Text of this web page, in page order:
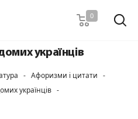
0
українцiв
- Афоризми і цитати -
українцiв -